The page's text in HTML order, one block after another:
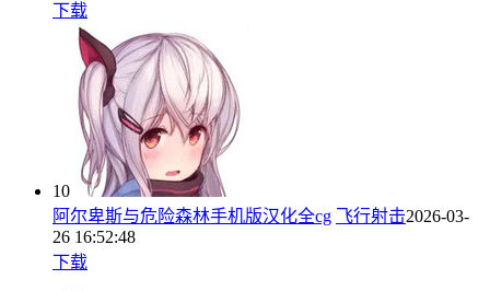
下载
10
阿尔卑斯与危险森林手机版汉化全cg 飞行射击2026-03-
26 16:52:48
下载